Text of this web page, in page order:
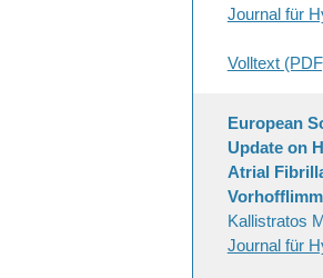
Journal für
Volltext
European
Update on
Atrial
Kallistratos
Journal für